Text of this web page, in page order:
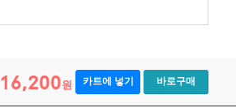
16,200원 카트에 넣기 바로구매